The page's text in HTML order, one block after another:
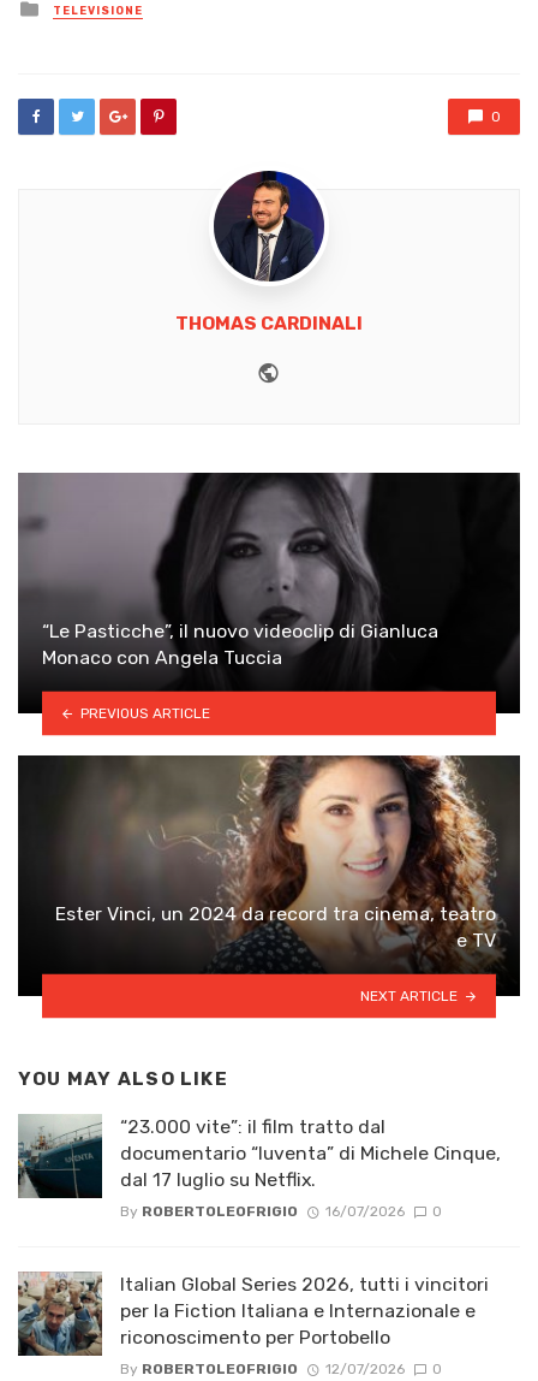
Posted
in
TELEVISIONE
0
THOMAS CARDINALI
“Le Pasticche”, il nuovo videoclip di Gianluca
Monaco con Angela Tuccia
PREVIOUS ARTICLE
Ester Vinci, un 2024 da record tra cinema, teatro
e TV
NEXT ARTICLE
YOU MAY ALSO LIKE
“23.000 vite”: il film tratto dal
documentario “Iuventa” di Michele Cinque,
dal 17 luglio su Netflix.
By ROBERTOLEOFRIGIO 16/07/2026 0
Italian Global Series 2026, tutti i vincitori
per la Fiction Italiana e Internazionale e
riconoscimento per Portobello
By ROBERTOLEOFRIGIO 12/07/2026 0